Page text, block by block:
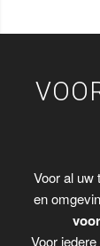
Voor al uw
en
Voor